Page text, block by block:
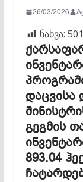
26/03/2026
ნახვა: 501
დაცვისა
გეგმის
893.04